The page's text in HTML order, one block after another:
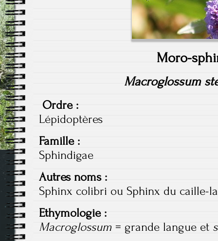
Moro-
Macroglossum
Ordre :
Lépidoptères
Famille :
Sphindigae
Autres noms :
Sphinx colibri ou Sphinx du caille-
Ethymologie :
Macroglossum = grande langue et